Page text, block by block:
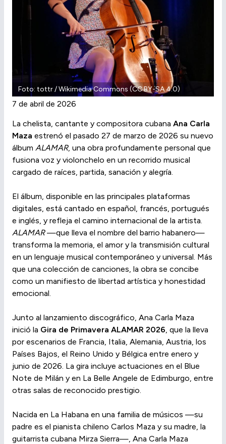
Foto: tottr / Wikimedia Commons (CC BY-SA 4.0)
7 de abril de 2026
La chelista, cantante y compositora cubana Ana Carla
Maza estrenó el pasado 27 de marzo de 2026 su nuevo
álbum ALAMAR, una obra profundamente personal que
fusiona voz y violonchelo en un recorrido musical
cargado de raíces, partida, sanación y alegría.
El álbum, disponible en las principales plataformas
digitales, está cantado en español, francés, portugués
e inglés, y refleja el camino internacional de la artista.
ALAMAR—que lleva el nombre del barrio habanero—
transforma la memoria, el amor y la transmisión cultural
en un lenguaje musical contemporáneo y universal. Más
que una colección de canciones, la obra se concibe
como un manifiesto de libertad artística y honestidad
emocional.
Junto al lanzamiento discográfico, Ana Carla Maza
inició la Gira de Primavera ALAMAR 2026, que la lleva
por escenarios de Francia, Italia, Alemania, Austria, los
Países Bajos, el Reino Unido y Bélgica entre enero y
junio de 2026. La gira incluye actuaciones en el Blue
Note de Milán y en La Belle Angele de Edimburgo, entre
otras salas de reconocido prestigio.
Nacida en La Habana en una familia de músicos —su
padre es el pianista chileno Carlos Maza y su madre, la
guitarrista cubana Mirza Sierra—, Ana Carla Maza